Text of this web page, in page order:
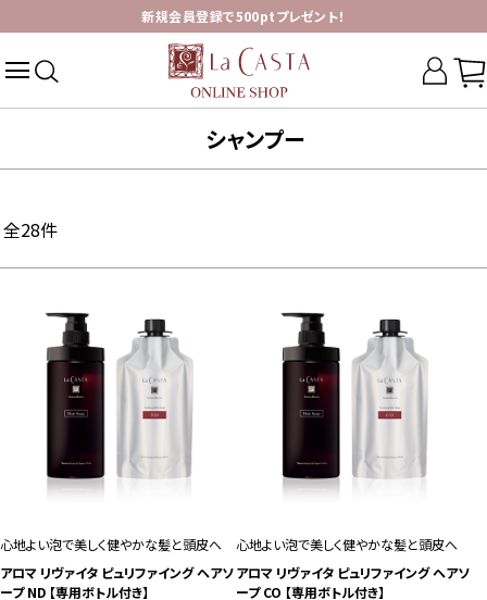
新規会員登録で500ptプレゼント！
シャンプー
全28件
心地よい泡で美しく健やかな髪と頭皮へ
アロマ リヴァイタ ピュリファイング ヘアソ
ープ ND 【専用ボトル付き】
心地よい泡で美しく健やかな髪と頭皮へ
アロマ リヴァイタ ピュリファイング ヘアソ
ープ CO 【専用ボトル付き】